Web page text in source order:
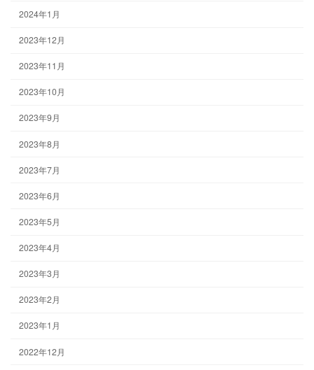
2024年1月
2023年12月
2023年11月
2023年10月
2023年9月
2023年8月
2023年7月
2023年6月
2023年5月
2023年4月
2023年3月
2023年2月
2023年1月
2022年12月